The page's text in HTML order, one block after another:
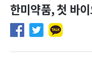
[이대목동병원] 하반기 전공
[서울아산병원] 2026년 하반
[영남대학교의료원] 마취통
한미약품, 첫 바